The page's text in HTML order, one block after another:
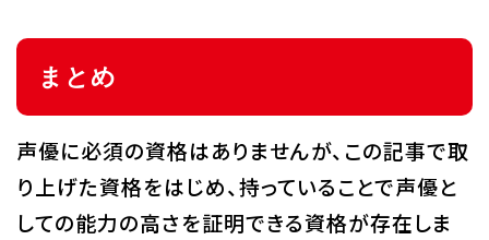
まとめ
声優に必須の資格はありませんが、この記事で取
り上げた資格をはじめ、持っていることで声優と
しての能力の高さを証明できる資格が存在しま